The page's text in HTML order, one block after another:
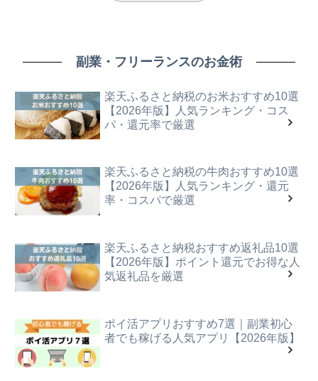
副業・フリーランスのお金術
楽天ふるさと納税のお米おすすめ10選
【2026年版】人気ランキング・コス
パ・還元率で厳選
楽天ふるさと納税の牛肉おすすめ10選
【2026年版】人気ランキング・還元
率・コスパで厳選
楽天ふるさと納税おすすめ返礼品10選
【2026年版】ポイント還元でお得な人
気返礼品を厳選
ポイ活アプリおすすめ7選｜副業初心
者でも稼げる人気アプリ【2026年版】